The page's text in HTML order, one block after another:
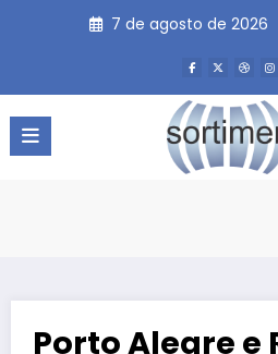
7 de agosto de 2026
Porto Alegre e